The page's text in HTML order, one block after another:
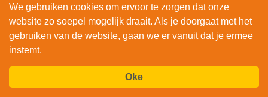
Waarom Vandaag Auto's voor uw
Schokdempers vervangen?
We gebruiken cookies om ervoor te zorgen dat onze
website zo soepel mogelijk draait. Als je doorgaat met het
gebruiken van de website, gaan we er vanuit dat je ermee
instemt.
Oke